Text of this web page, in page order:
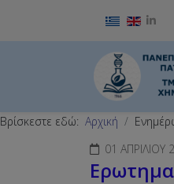
Επιλέξτε τη
Βρίσκεστε εδώ: Αρχική
01 ΑΠΡΙΛΊΟΥ